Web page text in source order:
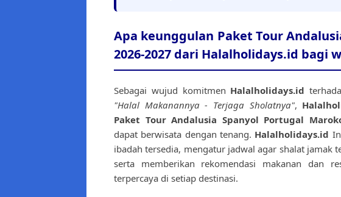
Apa keunggulan Paket Tour
2026-2027 dari Halalholidays.id bagi
Sebagai wujud komitmen Halalholidays.id
"Halal Makanannya - Terjaga Sholatnya",
Paket Tour Andalusia Spanyol Portugal
dapat berwisata dengan tenang. Halalholidays.id
ibadah tersedia, mengatur jadwal agar shalat jamak
serta memberikan rekomendasi makanan dan
terpercaya di setiap destinasi.